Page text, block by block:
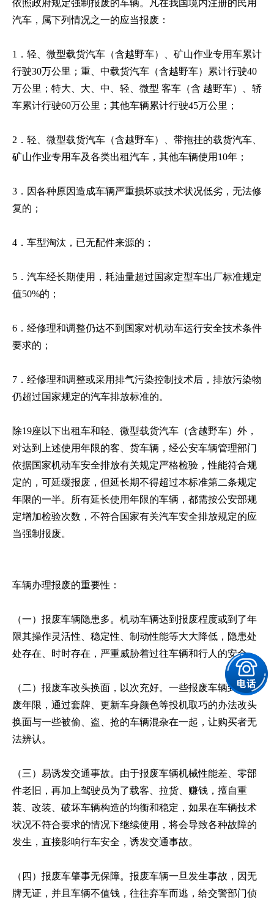
依照政府规定强制报废的车辆。凡在我国境内注册的民用
汽车，属下列情况之一的应当报废：
1．轻、微型载货汽车（含越野车）、矿山作业专用车累计
行驶30万公里；重、中载货汽车（含越野车）累计行驶40
万公里；特大、大、中、轻、微型 客车（含 越野车）、轿
车累计行驶60万公里；其他车辆累计行驶45万公里；
2．轻、微型载货汽车（含越野车）、带拖挂的载货汽车、
矿山作业专用车及各类出租汽车，其他车辆使用10年；
3．因各种原因造成车辆严重损坏或技术状况低劣，无法修
复的；
4．车型淘汰，已无配件来源的；
5．汽车经长期使用，耗油量超过国家定型车出厂标准规定
值50%的；
6．经修理和调整仍达不到国家对机动车运行安全技术条件
要求的；
7．经修理和调整或采用排气污染控制技术后，排放污染物
仍超过国家规定的汽车排放标准的。
除19座以下出租车和轻、微型载货汽车（含越野车）外，
对达到上述使用年限的客、货车辆，经公安车辆管理部门
依据国家机动车安全排放有关规定严格检验，性能符合规
定的，可延缓报废，但延长期不得超过本标准第二条规定
年限的一半。所有延长使用年限的车辆，都需按公安部规
定增加检验次数，不符合国家有关汽车安全排放规定的应
当强制报废。
车辆办理报废的重要性：
（一）报废车辆隐患多。机动车辆达到报废程度或到了年
限其操作灵活性、稳定性、制动性能等大大降低，隐患处
处存在、时时存在，严重威胁着过往车辆和行人的安全。
（二）报废车改头换面，以次充好。一些报废车辆到了报
废年限，通过套牌、更新车身颜色等投机取巧的办法改头
换面与一些被偷、盗、抢的车辆混杂在一起，让购买者无
法辨认。
（三）易诱发交通事故。由于报废车辆机械性能差、零部
件老旧，再加上驾驶员为了载客、拉货、赚钱，擅自重
装、改装、破坏车辆构造的均衡和稳定，如果在车辆技术
状况不符合要求的情况下继续使用，将会导致各种故障的
发生，直接影响行车安全，诱发交通事故。
（四）报废车肇事无保障。报废车辆一旦发生事故，因无
牌无证，并且车辆不值钱，往往弃车而逃，给交警部门侦